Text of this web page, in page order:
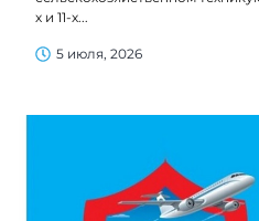
х и 11-х...
5 июля, 2026